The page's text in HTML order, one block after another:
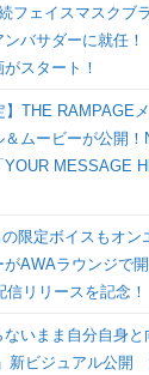
フェイスマスクブ
ンバサダーに就任
スタート！
】THE RAMPAGE
＆ムービーが公開
YOUR MESSAGE
限定ボイスもオン
AWAラウンジで
信リリースを記念！
いまま自分自身と
新ビジュアル公開